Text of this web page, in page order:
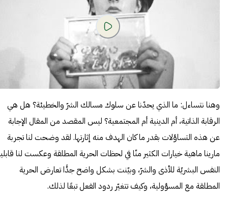
وهنا نتساءل: ما الذي يحدّنا عن سلوك مسالك الشرّ والخطيئة؟ هل هي
الرقابة الذاتية، أم الدينية أم المجتمعية؟ ليس المقصد من المقال الإجابة
عن هذه التساؤلات بقدر ما كان الهدف منه إثارتها. لقد وضحت لنا تجربة
مارينا ماهية خيارات الكثير منّا في لحظات الحرية المطلقة وعكست لنا
النفس البشريّة للأذى والشرّ، وبيّنت بشكل واضح جدًّا تعارض الحرية
المطلقة مع المسؤولية، وكيف تتغيّر ردود الفعل تبعًا لذلك.